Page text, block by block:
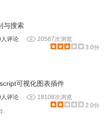
与搜索
评论
20587次浏览
3.0分
可视化图表插件
评论
18108次浏览
2.0分